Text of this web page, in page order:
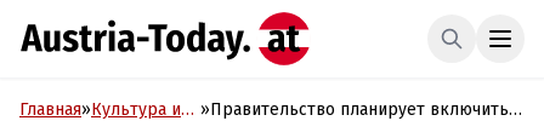
Главная»Культура и
»Правительство планирует включить в